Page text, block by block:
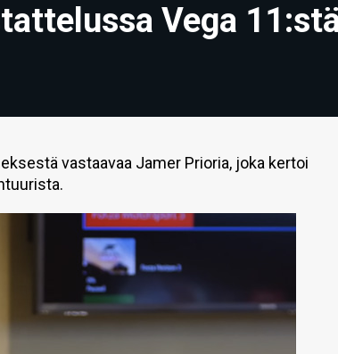
Vega
vastaavaa Jamer Prioria, joka kertoi